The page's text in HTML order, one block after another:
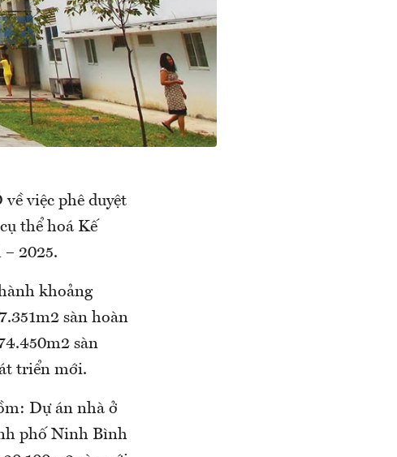
việc phê duyệt
thể hoá Kế
2025.
khoảng
sàn hoàn
sàn
triển mới.
Dự án nhà ở
phố Ninh Bình